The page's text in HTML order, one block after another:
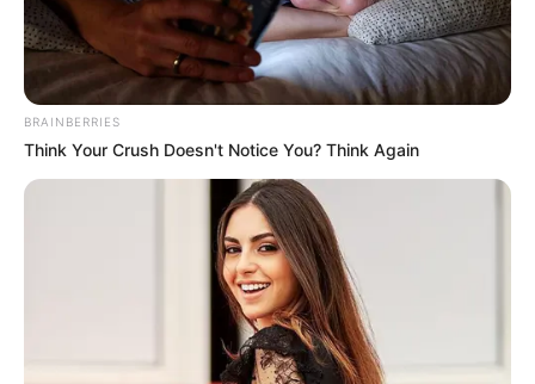
фітнес-клубу (відео)
КВІ 18, 2026
BRAINBERRIES
Think Your Crush Doesn't Notice You? Think Again